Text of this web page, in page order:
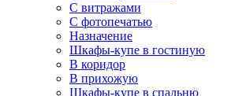
С витражами
С фотопечатью
Назначение
Шкафы-купе в гостиную
В коридор
В прихожую
Шкафы-купе в спальню